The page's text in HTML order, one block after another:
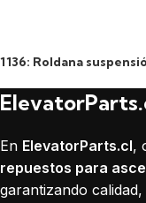
1136: Roldana
En ElevatorParts.cl,
repuestos para
garantizando